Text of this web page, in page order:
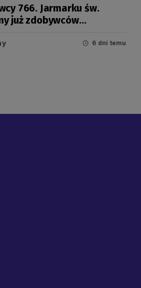
766. Jarmarku św.
już zdobywców
6 dni temu